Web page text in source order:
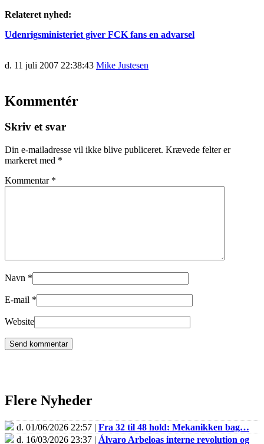
Relateret nyhed:
Udenrigsministeriet giver FCK fans en advarsel
d. 11 juli 2007 22:38:43 Mike Justesen
Kommentér
Skriv et svar
Din e-mailadresse vil ikke blive publiceret. Krævede felter er
markeret med *
Kommentar *
Navn *
E-mail *
Website
Flere Nyheder
d. 01/06/2026 22:57 | Fra 32 til 48 hold: Mekanikken bag…
d. 16/03/2026 23:37 | Álvaro Arbeloas interne revolution og